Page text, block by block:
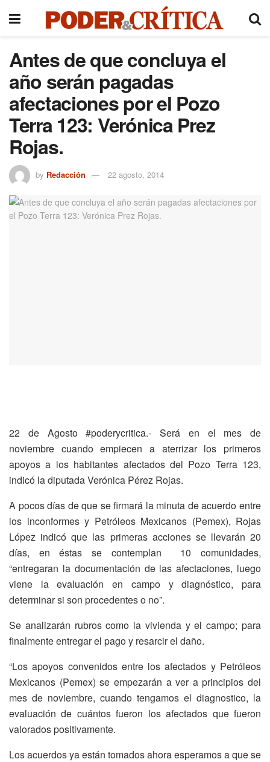
Antes de que concluya el
año serán pagadas
afectaciones por el Pozo
Terra 123: Verónica Prez
Rojas.
by Redacción 22 agosto, 2014
22 de Agosto #poderycritica.- Será en el mes de
noviembre cuando empiecen a aterrizar los primeros
apoyos a los habitantes afectados del Pozo Terra 123,
indicó la diputada Verónica Pérez Rojas.
A pocos días de que se firmará la minuta de acuerdo entre
los inconformes y Petróleos Mexicanos (Pemex), Rojas
López indicó que las primeras acciones se llevarán 20
días, en éstas se contemplan 10 comunidades,
“entregaran la documentación de las afectaciones, luego
viene la evaluación en campo y diagnóstico, para
determinar si son procedentes o no”.
Se analizarán rubros como la vivienda y el campo; para
finalmente entregar el pago y resarcir el daño.
“Los apoyos convenidos entre los afectados y Petróleos
Mexicanos (Pemex) se empezarán a ver a principios del
mes de noviembre, cuando tengamos el diagnostico, la
evaluación de cuántos fueron los afectados que fueron
valorados positivamente.
Los acuerdos ya están tomados ahora esperamos a que se